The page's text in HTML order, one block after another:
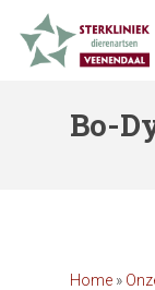
main
Bo-
Home »